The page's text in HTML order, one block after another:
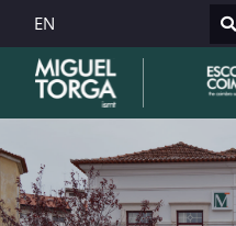
EN